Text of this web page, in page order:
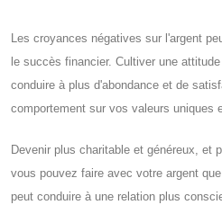
Les croyances négatives sur l'argent
le succès financier. Cultiver une
conduire à plus d'abondance et de
comportement sur vos valeurs uniques
Devenir plus charitable et généreux, et
vous pouvez faire avec votre argent
peut conduire à une relation plus